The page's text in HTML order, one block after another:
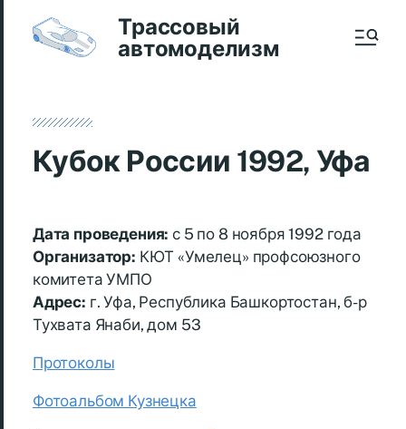
Трассовый
автомоделизм
Кубок России 1992, Уфа
Дата проведения: с 5 по 8 ноября 1992 года
Организатор: КЮТ «Умелец» профсоюзного
комитета УМПО
Адрес: г. Уфа, Республика Башкортостан, б-р
Тухвата Янаби, дом 53
Протоколы
Фотоальбом Кузнецка